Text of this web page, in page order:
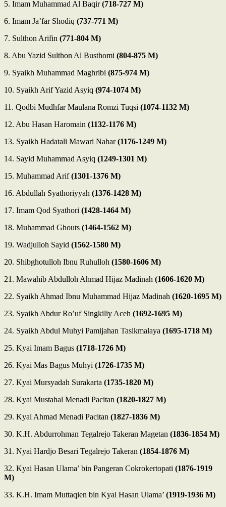
5. Imam Muhammad Al Baqir(718-727 M)
6. Imam Ja’far Shodiq (737-771 M)
7. Sulthon Arifin (771-804 M)
8. Abu Yazid Sulthon Al Busthomi (804-875 M)
9. Syaikh Muhammad Maghribi (875-974 M)
10. Syaikh Arif Yazid Asyiq (974-1074 M)
11. Qodbi Mudhfar Maulana Romzi Tuqsi (1074-1132 M)
12. Abu Hasan Haromain (1132-1176 M)
13. Syaikh Hadatali Mawari Nahar(1176-1249 M)
14. Sayid Muhammad Asyiq (1249-1301 M)
15. Muhammad Arif(1301-1376 M)
16. Abdullah Syathoriyyah (1376-1428 M)
17. Imam Qod Syathori (1428-1464 M)
18. Muhammad Ghouts (1464-1562 M)
19. Wadjulloh Sayid (1562-1580 M)
20. Shibghotulloh Ibnu Ruhulloh (1580-1606 M)
21. Mawahib Abdulloh Ahmad Hijaz Madinah (1606-1620 M)
22. Syaikh Ahmad Ibnu Muhammad Hijaz Madinah (1620-1695 M)
23. Syaikh Abdur Ro’uf Singkiliy Aceh (1692-1695 M)
24. Syaikh Abdul Muhyi Pamijahan Tasikmalaya (1695-1718 M)
25. Kyai Imam Bagus (1718-1726 M)
26. Kyai Mas Bagus Muhyi (1726-1735 M)
27. Kyai Mursyadah Surakarta (1735-1820 M)
28. Kyai Mustahal Menadi Pacitan (1820-1827 M)
29. Kyai Ahmad Menadi Pacitan (1827-1836 M)
30. K.H. Abdurrohman Tegalrejo Takeran Magetan (1836-1854 M)
31. Nyai Hardjo Besari Tegalrejo Takeran (1854-1876 M)
32. Kyai Hasan Ulama’ bin Pangeran Cokrokertopati (1876-1919
M)
33. K.H. Imam Muttaqien bin Kyai Hasan Ulama’ (1919-1936 M)